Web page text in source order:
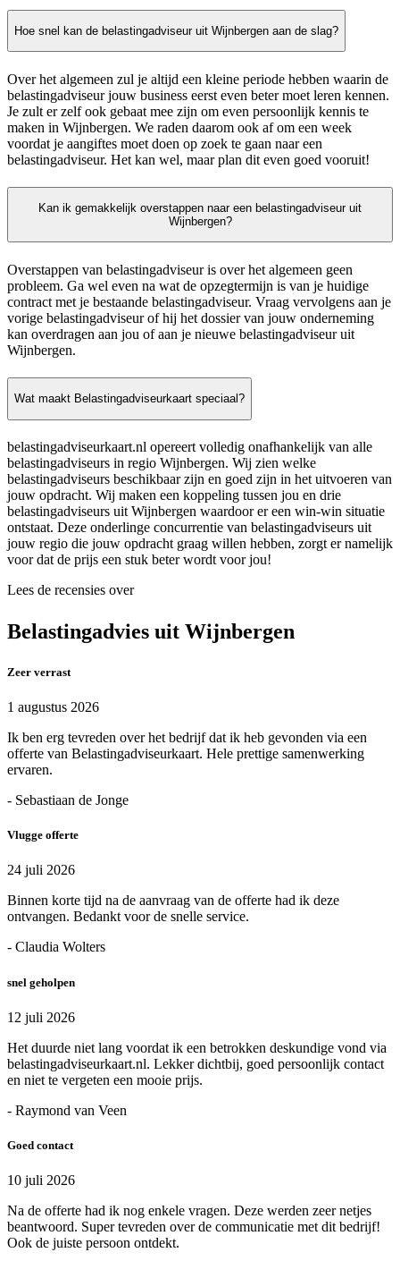
Hoe snel kan de belastingadviseur uit Wijnbergen aan de slag?
Over het algemeen zul je altijd een kleine periode hebben waarin de
belastingadviseur jouw business eerst even beter moet leren kennen.
Je zult er zelf ook gebaat mee zijn om even persoonlijk kennis te
maken in Wijnbergen. We raden daarom ook af om een week
voordat je aangiftes moet doen op zoek te gaan naar een
belastingadviseur. Het kan wel, maar plan dit even goed vooruit!
Kan ik gemakkelijk overstappen naar een belastingadviseur uit
Wijnbergen?
Overstappen van belastingadviseur is over het algemeen geen
probleem. Ga wel even na wat de opzegtermijn is van je huidige
contract met je bestaande belastingadviseur. Vraag vervolgens aan je
vorige belastingadviseur of hij het dossier van jouw onderneming
kan overdragen aan jou of aan je nieuwe belastingadviseur uit
Wijnbergen.
Wat maakt Belastingadviseurkaart speciaal?
belastingadviseurkaart.nl opereert volledig onafhankelijk van alle
belastingadviseurs in regio Wijnbergen. Wij zien welke
belastingadviseurs beschikbaar zijn en goed zijn in het uitvoeren van
jouw opdracht. Wij maken een koppeling tussen jou en drie
belastingadviseurs uit Wijnbergen waardoor er een win-win situatie
ontstaat. Deze onderlinge concurrentie van belastingadviseurs uit
jouw regio die jouw opdracht graag willen hebben, zorgt er namelijk
voor dat de prijs een stuk beter wordt voor jou!
Lees de recensies over
Belastingadvies uit Wijnbergen
Zeer verrast
1 augustus 2026
Ik ben erg tevreden over het bedrijf dat ik heb gevonden via een
offerte van Belastingadviseurkaart. Hele prettige samenwerking
ervaren.
- Sebastiaan de Jonge
Vlugge offerte
24 juli 2026
Binnen korte tijd na de aanvraag van de offerte had ik deze
ontvangen. Bedankt voor de snelle service.
- Claudia Wolters
snel geholpen
12 juli 2026
Het duurde niet lang voordat ik een betrokken deskundige vond via
belastingadviseurkaart.nl. Lekker dichtbij, goed persoonlijk contact
en niet te vergeten een mooie prijs.
- Raymond van Veen
Goed contact
10 juli 2026
Na de offerte had ik nog enkele vragen. Deze werden zeer netjes
beantwoord. Super tevreden over de communicatie met dit bedrijf!
Ook de juiste persoon ontdekt.